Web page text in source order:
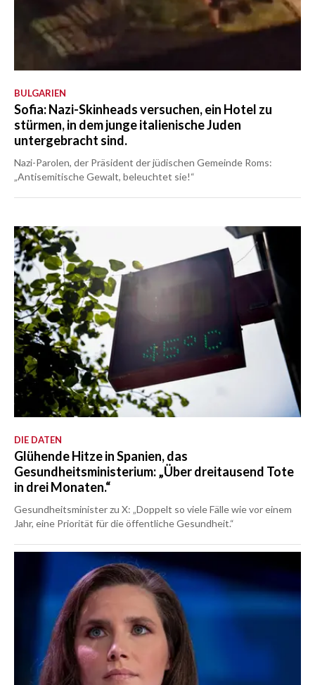
BULGARIEN
Sofia: Nazi-Skinheads versuchen, ein Hotel zu
stürmen, in dem junge italienische Juden
untergebracht sind.
Nazi-Parolen, der Präsident der jüdischen Gemeinde Roms:
„Antisemitische Gewalt, beleuchtet sie!“
DIE DATEN
Glühende Hitze in Spanien, das
Gesundheitsministerium: „Über dreitausend Tote
in drei Monaten.“
Gesundheitsminister zu X: „Doppelt so viele Fälle wie vor einem
Jahr, eine Priorität für die öffentliche Gesundheit.“